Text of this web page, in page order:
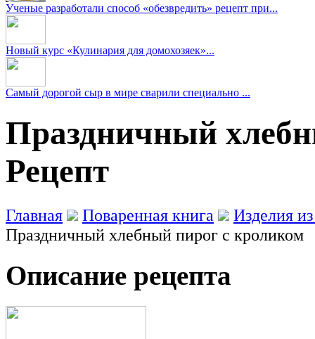
Ученые разработали способ «обезвредить» рецепт при...
Новый курс «Кулинария для домохозяек»...
Самый дорогой сыр в мире сварили специально ...
Праздничный
Рецепт
Главная Поваренная книга
Изделия
Праздничный хлебный пирог с кроликом
Описание рецепта